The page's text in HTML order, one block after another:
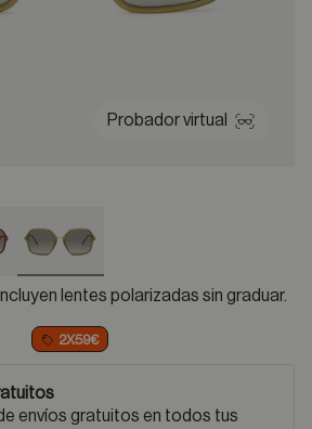
Probador virtual
selected
lentes polarizadas sin graduar.
2X59€
envíos gratuitos en todos tus